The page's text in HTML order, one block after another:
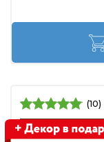
(10)